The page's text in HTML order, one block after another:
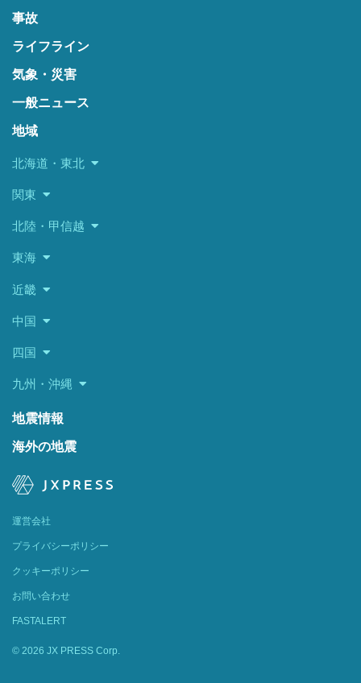
事故
ライフライン
気象・災害
一般ニュース
地域
北海道・東北
関東
北陸・甲信越
東海
近畿
中国
四国
九州・沖縄
地震情報
海外の地震
運営会社
プライバシーポリシー
クッキーポリシー
お問い合わせ
FASTALERT
© 2026 JX PRESS Corp.